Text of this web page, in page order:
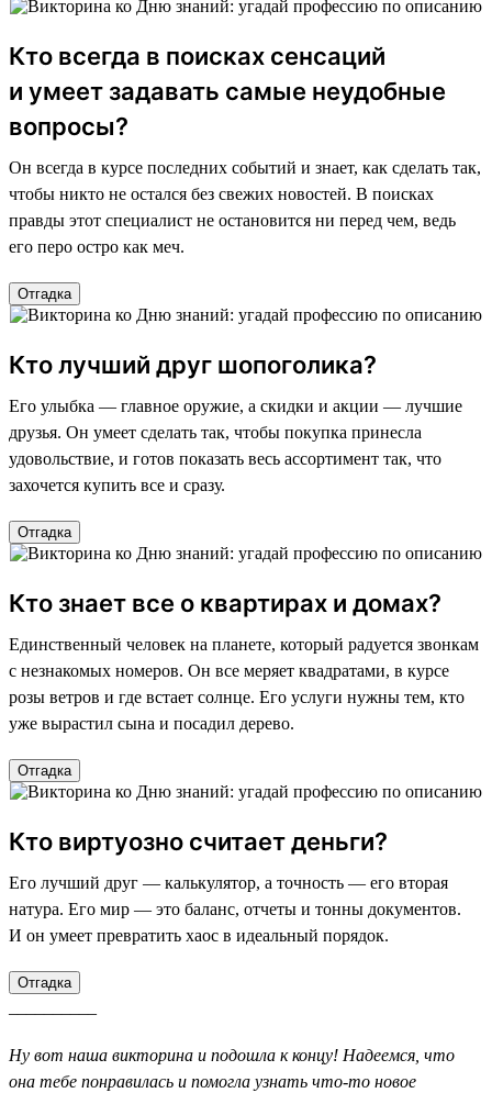
Кто всегда в поисках сенсаций
и умеет задавать самые неудобные
вопросы?
Он всегда в курсе последних событий и знает, как сделать так,
чтобы никто не остался без свежих новостей. В поисках
правды этот специалист не остановится ни перед чем, ведь
его перо остро как меч.
Отгадка
Кто лучший друг шопоголика?
Его улыбка — главное оружие, а скидки и акции — лучшие
друзья. Он умеет сделать так, чтобы покупка принесла
удовольствие, и готов показать весь ассортимент так, что
захочется купить все и сразу.
Отгадка
Кто знает все о квартирах и домах?
Единственный человек на планете, который радуется звонкам
с незнакомых номеров. Он все меряет квадратами, в курсе
розы ветров и где встает солнце. Его услуги нужны тем, кто
уже вырастил сына и посадил дерево.
Отгадка
Кто виртуозно считает деньги?
Его лучший друг — калькулятор, а точность — его вторая
натура. Его мир — это баланс, отчеты и тонны документов.
И он умеет превратить хаос в идеальный порядок.
Отгадка
Ну вот наша викторина и подошла к концу! Надеемся, что
она тебе понравилась и помогла узнать что-то новое